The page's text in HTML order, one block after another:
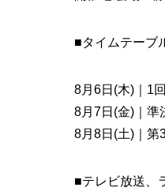
■タイムテーブ
8月6日(木)｜1
8月7日(金)｜準
8月8日(土)｜第
■テレビ放送、